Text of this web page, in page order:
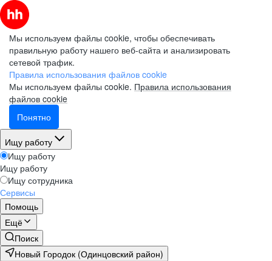
Мы используем файлы cookie, чтобы обеспечивать
правильную работу нашего веб-сайта и анализировать
сетевой трафик.
Правила использования файлов cookie
Мы используем файлы cookie. Правила использования
файлов cookie
Понятно
Ищу работу
Ищу работу
Ищу работу
Ищу сотрудника
Сервисы
Помощь
Ещё
Поиск
Новый Городок (Одинцовский район)